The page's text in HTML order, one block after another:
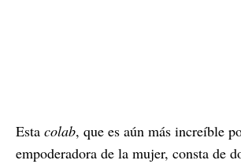
Esta colab, que es aún más increíble
empoderadora de la mujer, consta de